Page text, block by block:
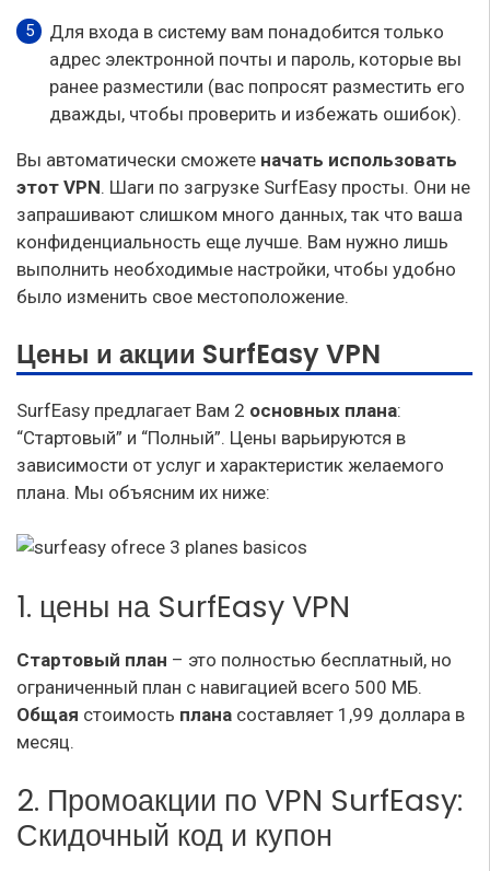
Для входа в систему вам понадобится только
адрес электронной почты и пароль, которые вы
ранее разместили (вас попросят разместить его
дважды, чтобы проверить и избежать ошибок).
Вы автоматически сможете начать использовать
этот VPN. Шаги по загрузке SurfEasy просты. Они не
запрашивают слишком много данных, так что ваша
конфиденциальность еще лучше. Вам нужно лишь
выполнить необходимые настройки, чтобы удобно
было изменить свое местоположение.
Цены и акции SurfEasy VPN
SurfEasy предлагает Вам 2 основных плана:
“Стартовый” и “Полный”. Цены варьируются в
зависимости от услуг и характеристик желаемого
плана. Мы объясним их ниже:
1. цены на SurfEasy VPN
Стартовый план – это полностью бесплатный, но
ограниченный план с навигацией всего 500 МБ.
Общая стоимость плана составляет 1,99 доллара в
месяц.
2. Промоакции по VPN SurfEasy:
Скидочный код и купон